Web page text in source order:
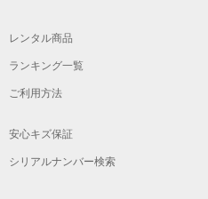
レンタル商品
ランキング一覧
ご利用方法
安心キズ保証
シリアルナンバー検索